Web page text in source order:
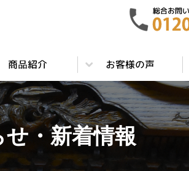
せ・新着情報